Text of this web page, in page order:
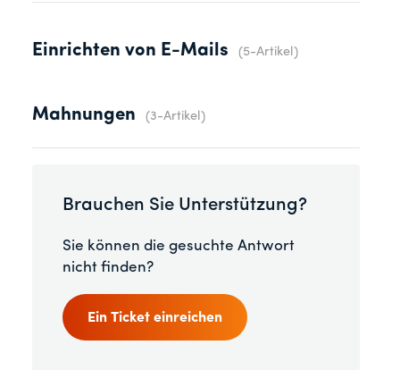
Einrichten von E-Mails 5-Artikel
Mahnungen 3-Artikel
Brauchen Sie Unterstützung?
Sie können die gesuchte Antwort
nicht finden?
Ein Ticket einreichen